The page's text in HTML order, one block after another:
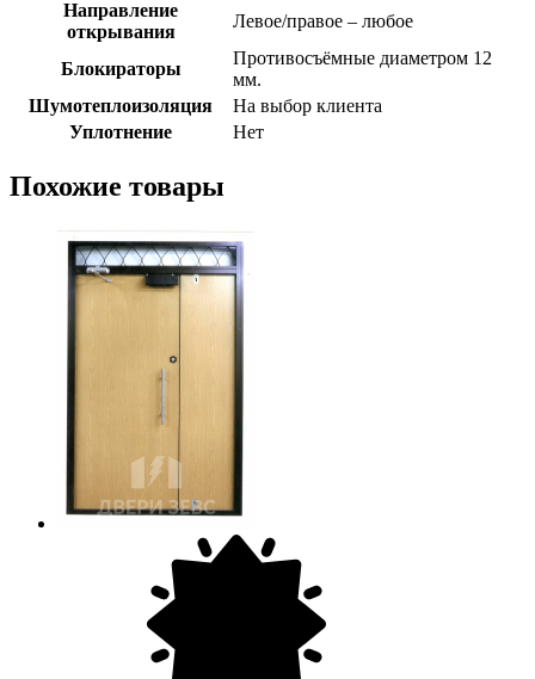
Направление
открывания
Левое/правое – любое
Блокираторы
Противосъёмные диаметром 12
мм.
Шумотеплоизоляция
На выбор клиента
Уплотнение
Нет
Похожие товары